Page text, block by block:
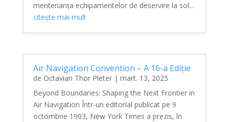
mentenanța echipamentelor de deservire la sol...
citește mai mult
Air Navigation Convention – A 16-a Ediție
de Octavian Thor Pleter| mart. 13, 2025
Beyond Boundaries: Shaping the Next Frontier in
Air Navigation Într-un editorial publicat pe 9
octombrie 1903, New York Times a prezis, în